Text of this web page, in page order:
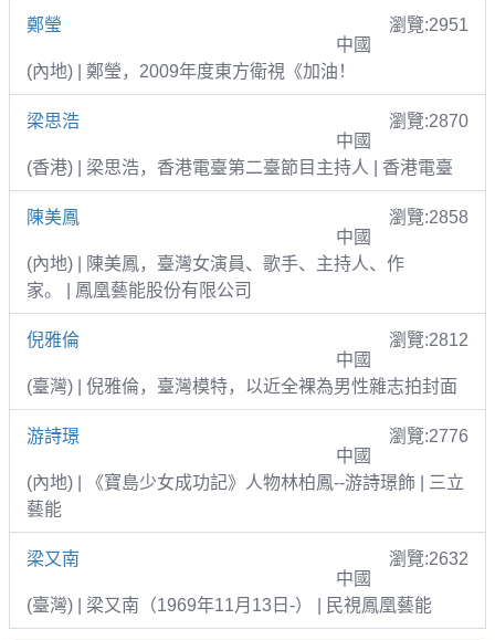
鄭瑩
瀏覽:2951
中國
(內地) | 鄭瑩，2009年度東方衛視《加油！
梁思浩
瀏覽:2870
中國
(香港) | 梁思浩，香港電臺第二臺節目主持人 | 香港電臺
陳美鳳
瀏覽:2858
中國
(內地) | 陳美鳳，臺灣女演員、歌手、主持人、作
家。 | 鳳凰藝能股份有限公司
倪雅倫
瀏覽:2812
中國
(臺灣) | 倪雅倫，臺灣模特，以近全裸為男性雜志拍封面
游詩璟
瀏覽:2776
中國
(內地) | 《寶島少女成功記》人物林柏鳳--游詩璟飾 | 三立
藝能
梁又南
瀏覽:2632
中國
(臺灣) | 梁又南（1969年11月13日-） | 民視鳳凰藝能